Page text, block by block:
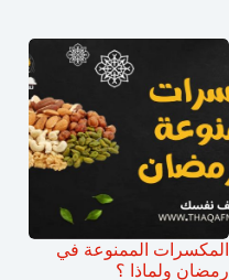
المكسرات الممنوعة في
رمضان ولماذا ؟